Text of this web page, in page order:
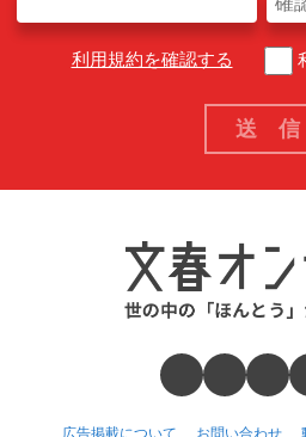
利用規約を確認する
広告掲載について お問い合わせ